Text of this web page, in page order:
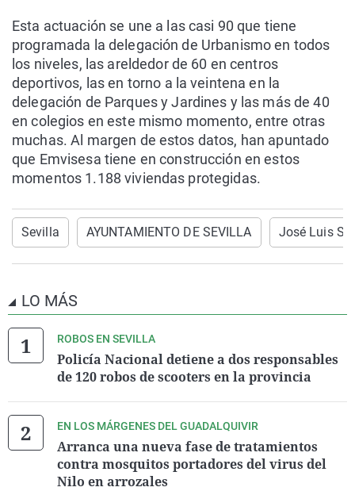
Esta actuación se une a las casi 90 que tiene
programada la delegación de Urbanismo en todos
los niveles, las areldedor de 60 en centros
deportivos, las en torno a la veintena en la
delegación de Parques y Jardines y las más de 40
en colegios en este mismo momento, entre otras
muchas. Al margen de estos datos, han apuntado
que Emvisesa tiene en construcción en estos
momentos 1.188 viviendas protegidas.
Sevilla AYUNTAMIENTO DE SEVILLA José Luis
LO MÁS
ROBOS EN SEVILLA
Policía Nacional detiene a dos responsables
de 120 robos de scooters en la provincia
EN LOS MÁRGENES DEL GUADALQUIVIR
Arranca una nueva fase de tratamientos
contra mosquitos portadores del virus del
Nilo en arrozales